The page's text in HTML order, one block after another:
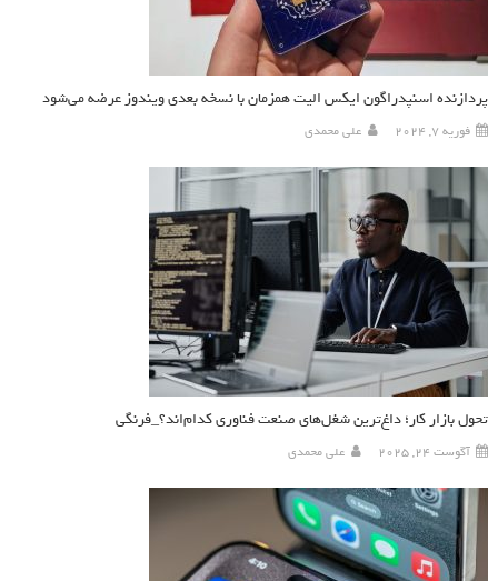
پردازنده اسنپدراگون ایکس الیت همزمان با نسخه بعدی ویندوز عرضه می‌شود
فوریه 7, 2024 علی محمدی
تحول بازار کار؛ داغ‌ترین شغل‌های صنعت فناوری کدام‌اند؟_فرنگی
آگوست 24, 2025 علی محمدی